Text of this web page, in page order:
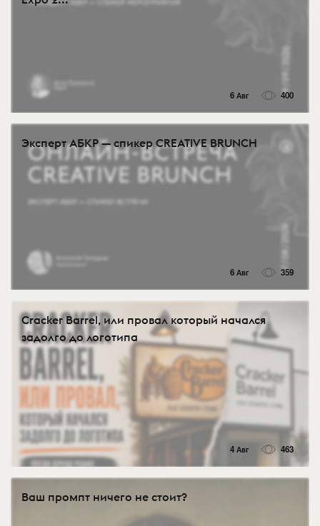
6 Авг 400
Эксперт АБКР — спикер CREATIVE BRUNCH
6 Авг 359
Cracker Barrel, или провал который начался
задолго до логотипа
4 Авг 463
Ваш промпт ничего не стоит?